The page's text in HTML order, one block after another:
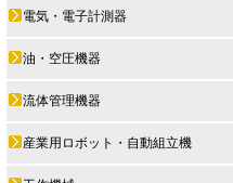
電気・電子計測器
油・空圧機器
流体管理機器
産業用ロボット・自動組立機